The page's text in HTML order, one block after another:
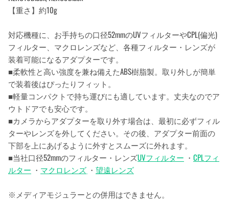
【重さ】約10g
対応機種に、お手持ちの口径52mmのUVフィルターやCPL(偏光)
フィルター、マクロレンズなど、各種フィルター・レンズが
装着可能になるアダプターです。
■柔軟性と高い強度を兼ね備えたABS樹脂製。取り外しが簡単
で装着後はぴったりフィット。
■軽量コンパクトで持ち運びにも適しています。丈夫なのでア
ウトドアでも安心です。
■カメラからアダプターを取り外す場合は、最初に必ずフィル
ターやレンズを外してください。その後、アダプター前面の
下部を上にあげるように外すとスムーズに外れます。
■当社口径52mmのフィルター・レンズUVフィルター ・ CPLフィ
ルター ・ マクロレンズ ・ 望遠レンズ
※メディアモジュラーとの併用はできません。